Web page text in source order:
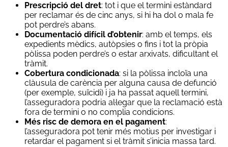
Prescripció del dret: tot i que el termini estàndard
per reclamar és de cinc anys, si hi ha dol o mala fe
pot perdre’s abans.
Documentació difícil d’obtenir: amb el temps, els
expedients mèdics, autòpsies o fins i tot la pròpia
pòlissa poden perdre’s o estar arxivats, dificultant el
tràmit.
Cobertura condicionada: si la pòlissa incloïa una
clàusula de carència per alguna causa de defunció
(per exemple, suïcidi) i ja ha passat aquell termini,
l’asseguradora podria al·legar que la reclamació està
fora de termini o no complia condicions.
Més risc de demora en el pagament:
l’asseguradora pot tenir més motius per investigar i
retardar el pagament si el tràmit s’inicia massa tard.